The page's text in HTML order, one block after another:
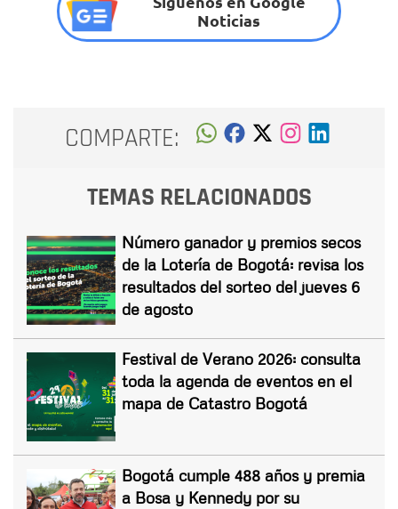
Noticias
COMPARTE:
TEMAS RELACIONADOS
Número ganador y premios secos
de la Lotería de Bogotá: revisa los
resultados del sorteo del jueves 6
de agosto
Festival de Verano 2026: consulta
toda la agenda de eventos en el
mapa de Catastro Bogotá
Bogotá cumple 488 años y premia
a Bosa y Kennedy por su